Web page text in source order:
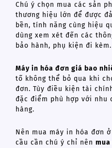
Chú ý chọn mua các sản
thương hiệu lớn để được
bền, tính năng cùng hiệu
dùng xem xét đến các
bảo hành, phụ kiện đi kèm.
Máy in hóa đơn giá bao
tố không thể bỏ qua khi
đơn. Tùy điều kiện tài
đặc điểm phù hợp với nhu
hàng.
Nên mua máy in hóa đơn
cầu cần chú ý chỉ nên